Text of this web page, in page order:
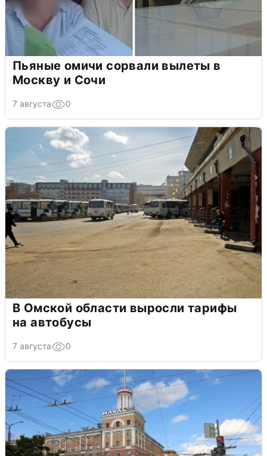
Пьяные омичи сорвали вылеты в
Москву и Сочи
7 августа 0
В Омской области выросли тарифы
на автобусы
7 августа 0